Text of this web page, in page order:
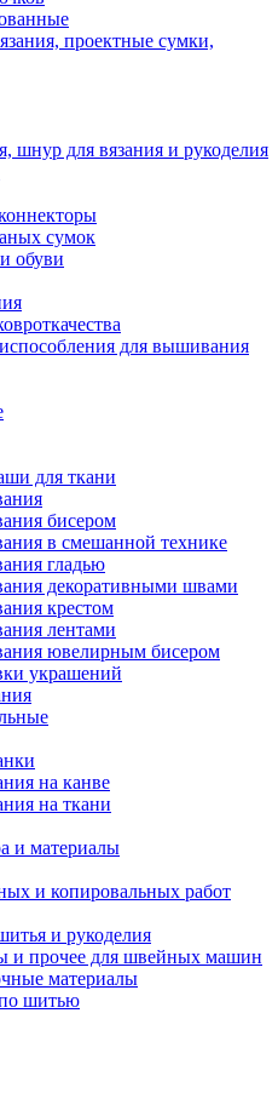
проектные сумки,
шнур для вязания и рукоделия
сумок
обуви
для вышивания
для ткани
бисером
в смешанной технике
гладью
декоративными швами
крестом
лентами
ювелирным бисером
украшений
на канве
на ткани
и материалы
и копировальных работ
и рукоделия
и прочее для швейных машин
материалы
шитью